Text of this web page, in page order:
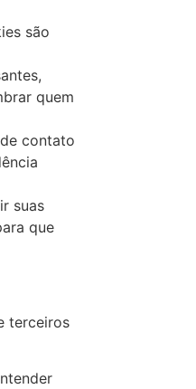
são
quem
contato
suas
que
terceiros